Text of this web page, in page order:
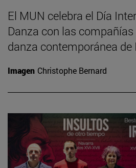
El MUN celebra el Día
Danza con las
danza contemporánea de
Imagen Christophe Bernard